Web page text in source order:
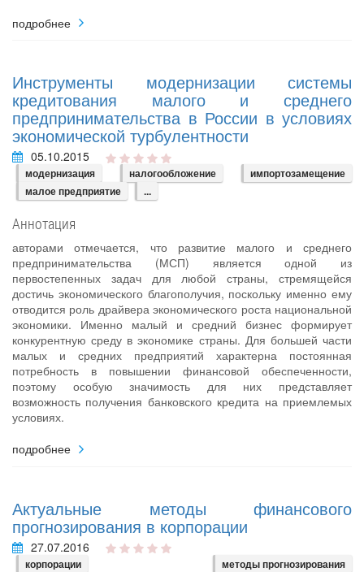
подробнее
Инструменты модернизации системы
кредитования малого и среднего
предпринимательства в России в условиях
экономической турбулентности
05.10.2015
модернизация налогообложение
импортозамещение
малое предприятие
...
Аннотация
авторами отмечается, что развитие малого и среднего
предпринимательства (МСП) является одной из
первостепенных задач для любой страны, стремящейся
достичь экономического благополучия, поскольку именно ему
отводится роль драйвера экономического роста национальной
экономики. Именно малый и средний бизнес формирует
конкурентную среду в экономике страны. Для большей части
малых и средних предприятий характерна постоянная
потребность в повышении финансовой обеспеченности,
поэтому особую значимость для них представляет
возможность получения банковского кредита на приемлемых
условиях.
подробнее
Актуальные методы финансового
прогнозирования в корпорации
27.07.2016
корпорации
методы прогнозирования